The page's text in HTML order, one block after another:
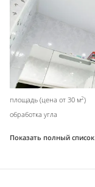
площадь (цена от 30 м2)
обработка угла
Показать полный список